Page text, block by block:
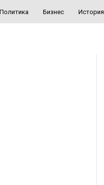
Политика Бизнес История